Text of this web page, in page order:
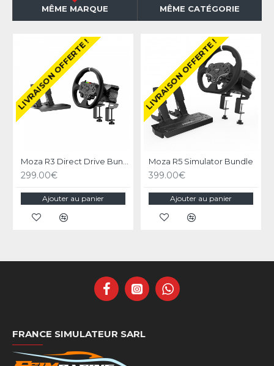
MÊME MARQUE MÊME CATÉGORIE
LIVRAISON OFFERTE !
299.00€
Ajouter au panier
LIVRAISON OFFERTE !
Moza R5 Simulator Bundle
399.00€
Ajouter au panier
FRANCE SIMULATEUR SARL